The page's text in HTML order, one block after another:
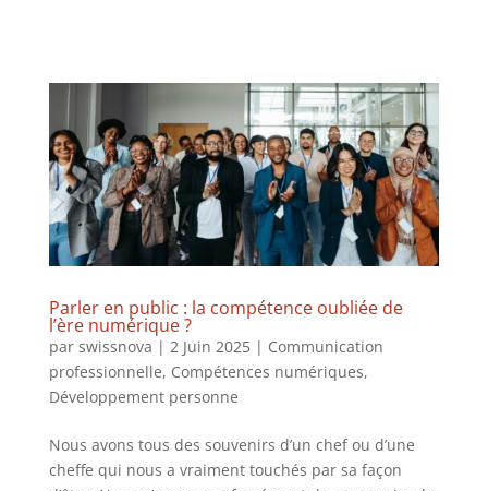
Parler en public : la compétence oubliée de
l’ère numérique ?
par swissnova | 2 Juin 2025| Communication
professionnelle, Compétences numériques,
Développement personne
Nous avons tous des souvenirs d’un chef ou d’une
cheffe qui nous a vraiment touchés par sa façon